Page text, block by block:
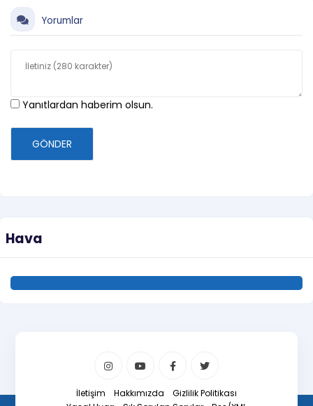
Yorumlar
Yanıtlardan haberim olsun.
GÖNDER
Hava
İletişim Hakkımızda
Gizlilik Politikası